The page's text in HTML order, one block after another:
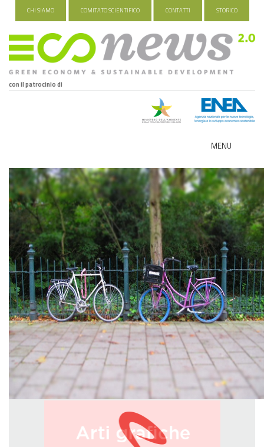
CHI SIAMO COMITATO SCIENTIFICO CONTATTI STORICO
con il patrocinio di
MENU
ECO-NOMY
INDUSTRIA VERDE
FOOD&TRAVEL
HEALTH&WELLNESS
GREEN TECH
GLOCAL
ECO-EVENTI
ECOINCENTRIAMOCI